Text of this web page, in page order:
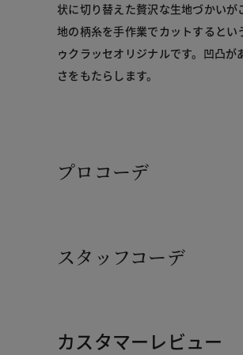
状に切り替えた贅沢な生地づかい
地の柄糸を手作業でカットすると
ゥクラッセオリジナルです。凹凸
さをもたらします。
プロコーデ
スタッフコーデ
カスタマーレビュー